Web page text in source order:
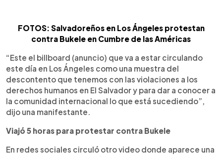
FOTOS: Salvadoreños en Los Ángeles protestan
contra Bukele en Cumbre de las Américas
“Este el billboard (anuncio) que va a estar circulando
este día en Los Ángeles como una muestra del
descontento que tenemos con las violaciones a los
derechos humanos en El Salvador y para dar a conocer a
la comunidad internacional lo que está sucediendo”,
dijo una manifestante.
Viajó 5 horas para protestar contra Bukele
En redes sociales circuló otro video donde aparece una